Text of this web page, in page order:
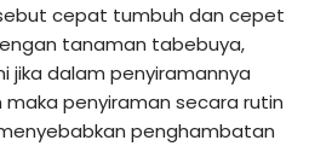
cepat tumbuh dan cepet
tanaman tabebuya,
jika dalam penyiramannya
maka penyiraman secara rutin
penghambatan